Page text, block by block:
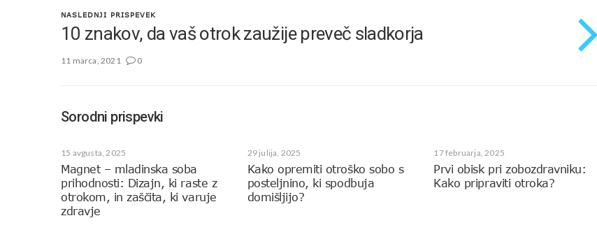
NASLEDNJI PRISPEVEK
10 znakov, da vaš otrok zaužije preveč sladkorja
11 marca, 2021 0
Sorodni prispevki
15 avgusta, 2025
Magnet – mladinska soba
prihodnosti: Dizajn, ki raste z
otrokom, in zaščita, ki varuje
zdravje
29 julija, 2025
Kako opremiti otroško sobo s
posteljnino, ki spodbuja
domišljijo?
17 februarja, 2025
Prvi obisk pri zobozdravniku:
Kako pripraviti otroka?